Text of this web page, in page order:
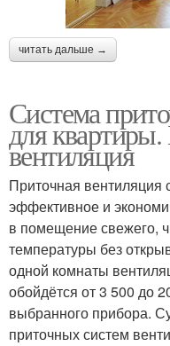
читать дальше →
Система
для
вентиляция
Приточная
эффективное и
в помещение свежего,
температуры без
одной комнаты
обойдётся от 3 500 до
выбранного прибора.
приточных систем